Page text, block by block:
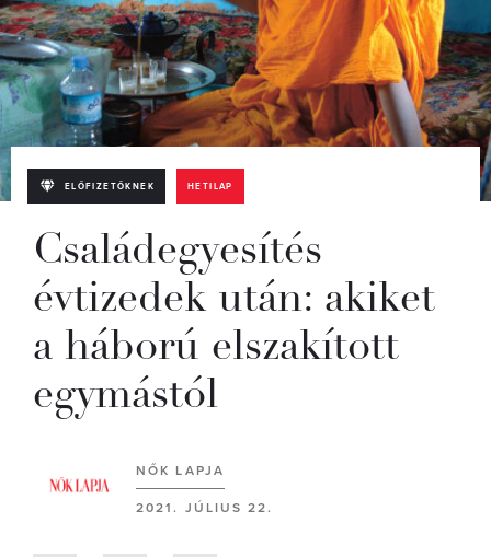
ELŐFIZETŐKNEK HETILAP
Családegyesítés
évtizedek után: akiket
a háború elszakított
egymástól
NŐK LAPJA
2021. JÚLIUS 22.